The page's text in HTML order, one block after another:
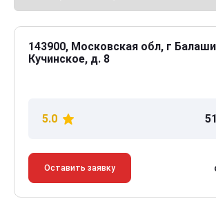
143900, Московская обл, г
Кучинское, д. 8
5.0
Оставить заявку